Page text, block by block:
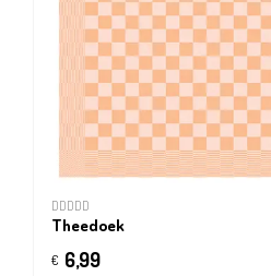
DDDDD
Theedoek
€ 6,99